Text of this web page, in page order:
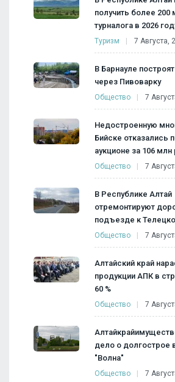
получить более 200
турналога в 2026
Туризм 7 Августа,
В Барнауле
через Пивоварку
Общество 7
Недостроенную
Бийске отказались
аукционе за 106 млн
Общество 7
В Республике Алтай
отремонтируют
подъезде к
Общество 7
Алтайский край
продукции АПК в
60 %
Общество 7
дело о долгострое
"Волна"
Общество 7